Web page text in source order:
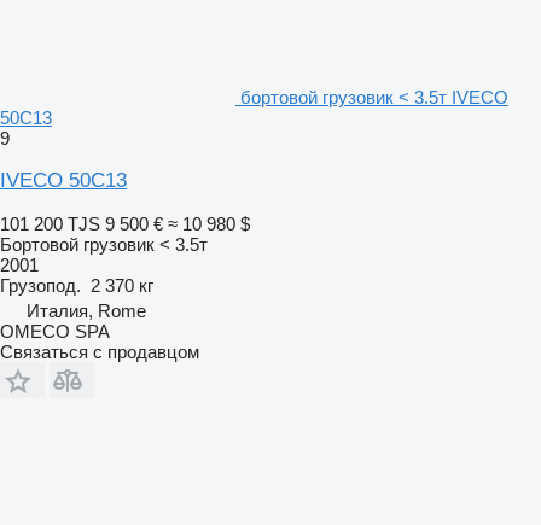
бортовой грузовик < 3.5т IVECO
50C13
9
IVECO 50C13
101 200 TJS 9 500 € ≈ 10 980 $
Бортовой грузовик < 3.5т
2001
Грузопод. 2 370 кг
Италия, Rome
OMECO SPA
Связаться с продавцом